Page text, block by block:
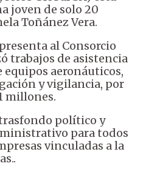
joven de solo 20
Toñánez Vera.
al Consorcio
trabajos de asistencia
aeronáuticos,
y vigilancia, por
millones.
político y
para todos
vinculadas a la